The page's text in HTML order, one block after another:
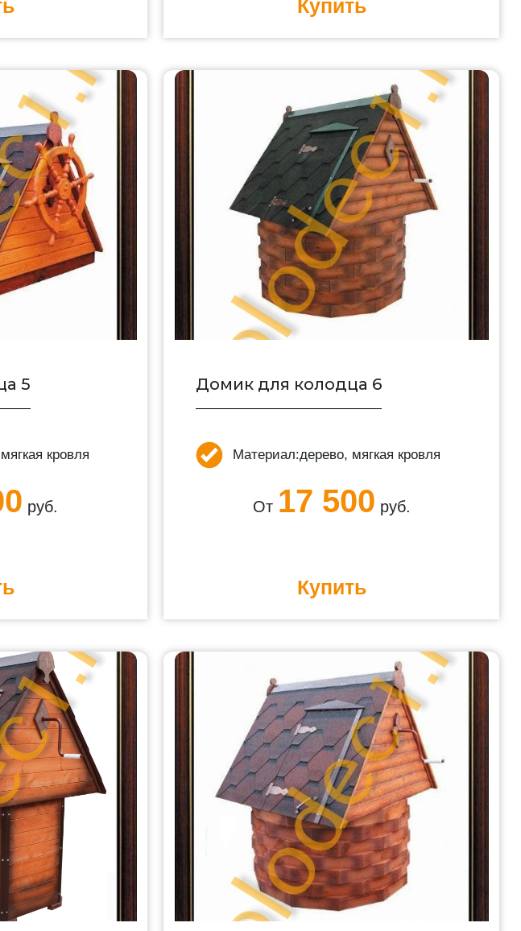
Купить
5
кровля
руб.
Домик для колодца 6
Материал:дерево, мягкая кровля
От 17 500 руб.
Купить